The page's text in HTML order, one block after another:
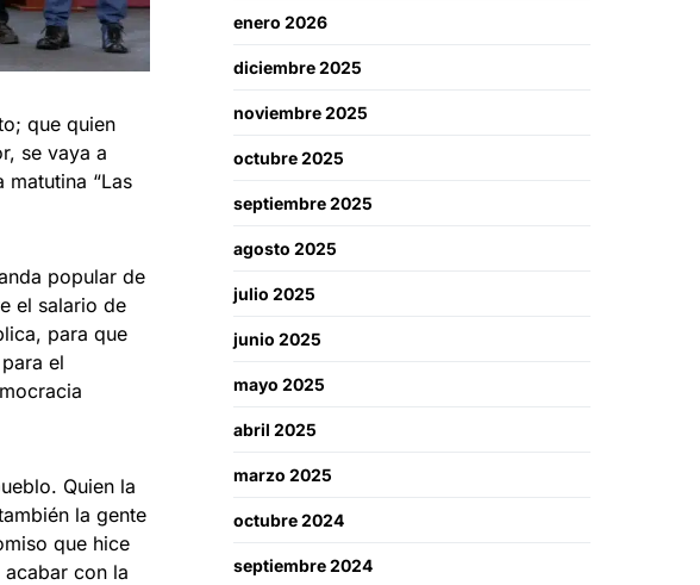
que quien
se vaya a
“Las
popular de
el salario de
para que
el
Quien la
la gente
que hice
con la
enero 2026
diciembre 2025
noviembre 2025
octubre 2025
septiembre 2025
agosto 2025
julio 2025
junio 2025
mayo 2025
abril 2025
marzo 2025
octubre 2024
septiembre 2024